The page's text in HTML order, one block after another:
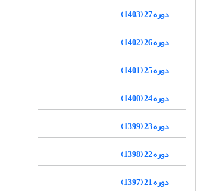
دوره 27 (1403)
دوره 26 (1402)
دوره 25 (1401)
دوره 24 (1400)
دوره 23 (1399)
دوره 22 (1398)
دوره 21 (1397)